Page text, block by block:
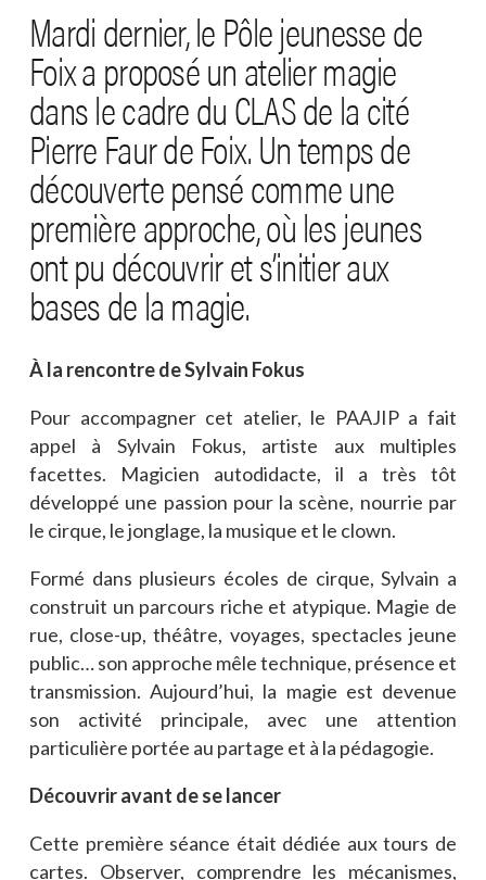
Mardi dernier, le Pôle jeunesse de
Foix a proposé un atelier magie
dans le cadre du CLAS de la cité
Pierre Faur de Foix. Un temps de
découverte pensé comme une
première approche, où les jeunes
ont pu découvrir et s’initier aux
bases de la magie.
À la rencontre de Sylvain Fokus
Pour accompagner cet atelier, le PAAJIP a fait
appel à Sylvain Fokus, artiste aux multiples
facettes. Magicien autodidacte, il a très tôt
développé une passion pour la scène, nourrie par
le cirque, le jonglage, la musique et le clown.
Formé dans plusieurs écoles de cirque, Sylvain a
construit un parcours riche et atypique. Magie de
rue, close-up, théâtre, voyages, spectacles jeune
public… son approche mêle technique, présence et
transmission. Aujourd’hui, la magie est devenue
son activité principale, avec une attention
particulière portée au partage et à la pédagogie.
Découvrir avant de se lancer
Cette première séance était dédiée aux tours de
cartes. Observer, comprendre les mécanismes,